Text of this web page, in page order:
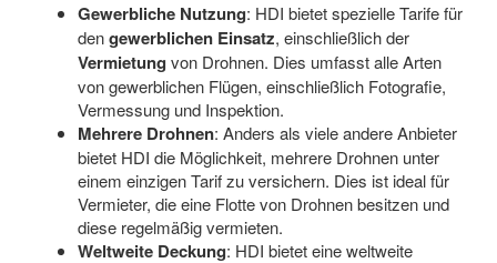
Gewerbliche Nutzung: HDI bietet spezielle Tarife für
dengewerblichen Einsatz, einschließlich der
Vermietung von Drohnen. Dies umfasst alle Arten
von gewerblichen Flügen, einschließlich Fotografie,
Vermessung und Inspektion.
Mehrere Drohnen: Anders als viele andere Anbieter
bietet HDI die Möglichkeit, mehrere Drohnen unter
einem einzigen Tarif zu versichern. Dies ist ideal für
Vermieter, die eine Flotte von Drohnen besitzen und
diese regelmäßig vermieten.
Weltweite Deckung: HDI bietet eine weltweite